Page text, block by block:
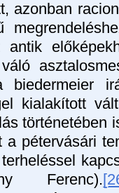
azonban
antik
biedermeier
kialakított
történetében
pétervásári
Ferenc).